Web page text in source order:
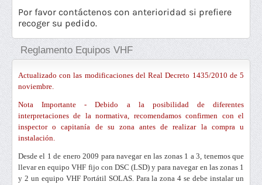
Por favor contáctenos con anterioridad si prefiere
recoger su pedido.
Reglamento Equipos VHF
Actualizado con las modificaciones del Real Decreto 1435/2010 de 5
noviembre.
Nota Importante - Debido a la posibilidad de diferentes
interpretaciones de la normativa, recomendamos confirmen con el
inspector o capitanía de su zona antes de realizar la compra u
instalación.
Desde el 1 de enero 2009 para navegar en las zonas 1 a 3, tenemos que
llevar en equipo VHF fijo con DSC (LSD) y para navegar en las zonas 1
y 2 un equipo VHF Portátil SOLAS. Para la zona 4 se debe instalar un